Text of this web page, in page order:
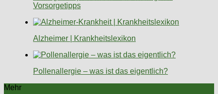
Vorsorgetipps
Alzheimer | Krankheitslexikon
Pollenallergie – was ist das eigentlich?
Mehr